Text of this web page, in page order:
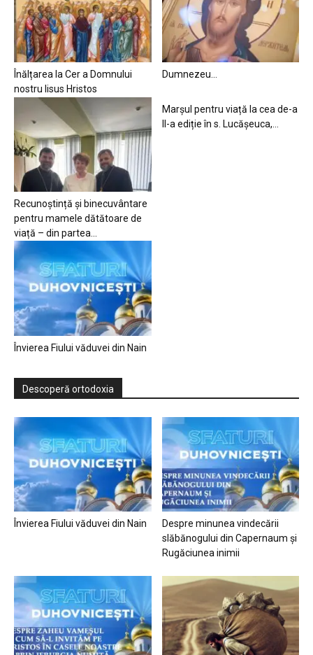
Înălțarea la Cer a Domnului
nostru Iisus Hristos
Dumnezeu…
Recunoștință și binecuvântare
pentru mamele dătătoare de
viață – din partea...
Marșul pentru viață la cea de-a
II-a ediție în s. Lucășeuca,...
Învierea Fiului văduvei din Nain
Descoperă ortodoxia
Învierea Fiului văduvei din Nain
Despre minunea vindecării
slăbănogului din Capernaum și
Rugăciunea inimii